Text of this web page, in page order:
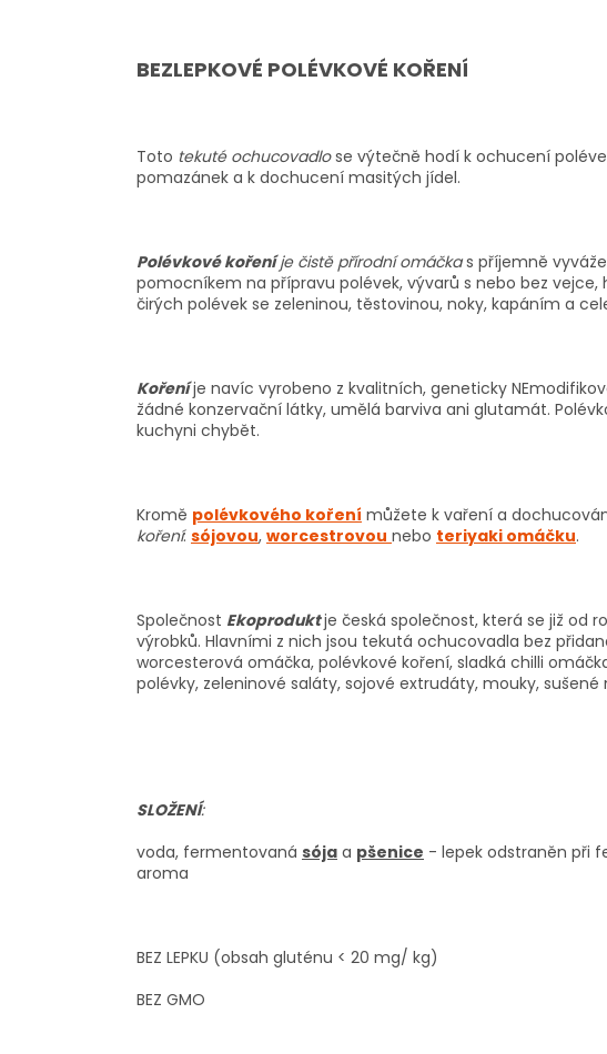
BEZLEPKOVÉ POLÉVKOVÉ KOŘENÍ
Toto tekuté ochucovadlo se výtečně hodí k ochucení
pomazánek a k dochucení masitých jídel.
Polévkové koření je čistě přírodní omáčka s příjemně
pomocníkem na přípravu polévek, vývarů s nebo bez
čirých polévek se zeleninou, těstovinou, noky, kapáním a
Kořeníje navíc vyrobeno z kvalitních, geneticky
žádné konzervační látky, umělá barviva ani glutamát.
kuchyni chybět.
Kromě polévkového koření můžete k vaření a
koření: sójovou, worcestrovou nebo teriyaki omáčku.
Společnost Ekoproduktje česká společnost, která se již od
výrobků. Hlavními z nich jsou tekutá ochucovadla bez
worcesterová omáčka, polévkové koření, sladká chilli
polévky, zeleninové saláty, sojové extrudáty, mouky,
SLOŽENÍ:
voda, fermentovaná sója a pšenice - lepek odstraněn při
aroma
BEZ LEPKU (obsah gluténu < 20 mg/ kg)
BEZ GMO